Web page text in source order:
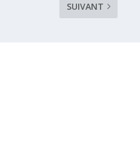
SUIVANT